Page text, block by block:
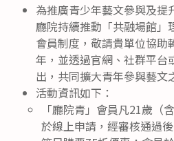
為推廣青少年藝文參與及提
廳院持續推動「共融場館」
會員制度，敬請貴單位協助
年，並透過官網、社群平台
出，共同擴大青年參與藝文
活動資訊如下：
「廳院青」會員凡21歲（
於線上申請，經審核通過